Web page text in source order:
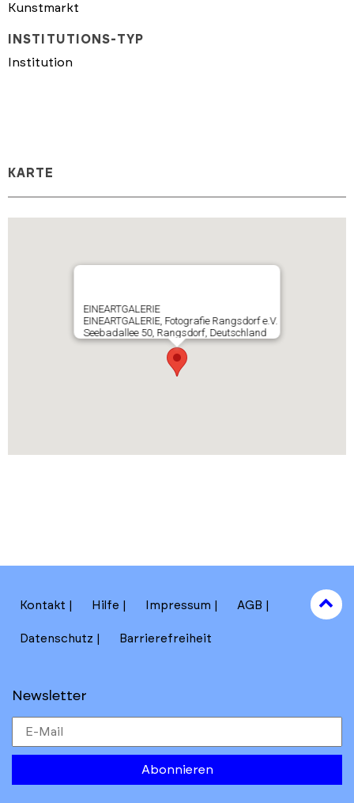
Kunstmarkt
INSTITUTIONS-TYP
Institution
KARTE
EINEARTGALERIE
EINEARTGALERIE, Fotografie Rangsdorf e.V.
Seebadallee 50, Rangsdorf, Deutschland
Kontakt Hilfe Impressum AGB
Datenschutz Barrierefreiheit
Newsletter
Abonnieren
to
top